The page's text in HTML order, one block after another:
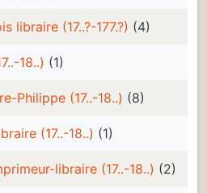
libraire (17..?-177.?) (4)
18..) (1)
Philippe (17..-18..) (8)
(17..-18..) (1)
libraire (17..-18..) (2)